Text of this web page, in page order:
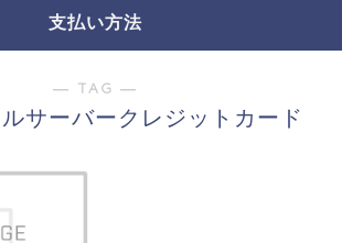
支払い方法
― TAG ―
サーバークレジットカード